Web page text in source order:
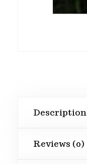
Description
Reviews (0)